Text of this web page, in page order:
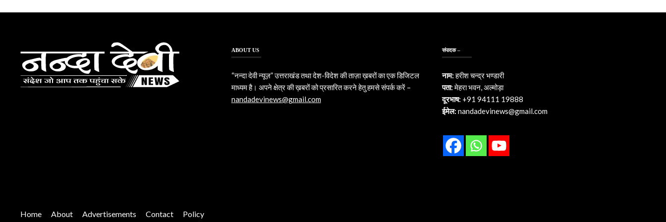
ABOUT US
“नन्दा देवी न्यूज़” उत्तराखंड तथा देश-विदेश की ताज़ा ख़बरों का एक डिजिटल
माध्यम है। अपने क्षेत्र की ख़बरों को प्रसारित करने हेतु हमसे संपर्क करें –
nandadevinews@gmail.com
संपादक –
नाम:हरीश चन्द्र भण्डारी
पता:मेहरा भवन, अल्मोड़ा
दूरभाष: +91 94111 19888
ईमेल:nandadevinews@gmail.com
Home About Advertisements Contact Policy